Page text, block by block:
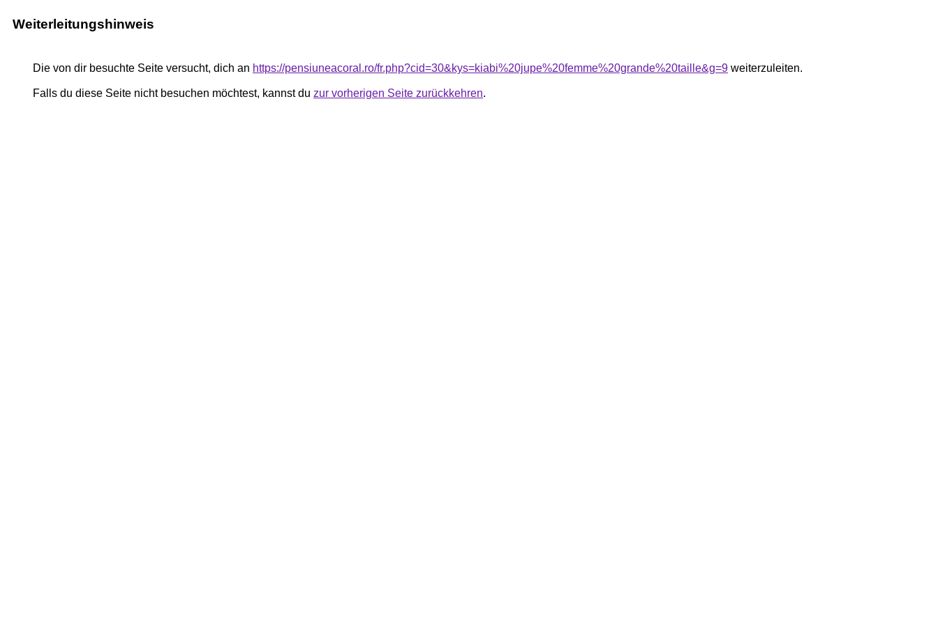
Weiterleitungshinweis
Die von dir besuchte Seite versucht, dich an https://pensiuneacoral.ro/fr.php?cid=30&kys=kiabi%20jupe%20femme%20grande%20taille&g=9 weiterzuleiten.
Falls du diese Seite nicht besuchen möchtest, kannst du zur vorherigen Seite zurückkehren.